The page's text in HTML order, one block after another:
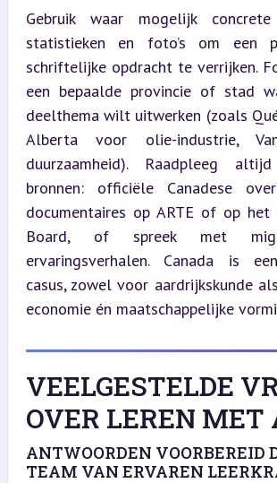
Gebruik waar mogelijk concrete
statistieken en foto’s om een
schriftelijke opdracht te verrijken.
een bepaalde provincie of stad
deelthema wilt uitwerken (zoals
Alberta voor olie-industrie,
duurzaamheid). Raadpleeg
bronnen: officiële Canadese
documentaires op ARTE of op
Board, of spreek met
ervaringsverhalen. Canada is
casus, zowel voor aardrijkskunde
economie én maatschappelijke
VEELGESTELDE
OVER LEREN MET
ANTWOORDEN VOORBEREID
TEAM VAN ERVAREN